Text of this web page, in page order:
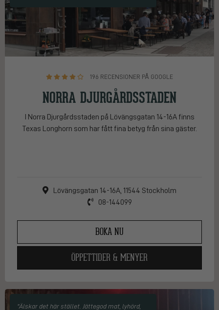
196 RECENSIONER PÅ GOOGLE
NORRA DJURGÅRDSSTADEN
I Norra Djurgårdsstaden på Lövängsgatan 14-16A finns
Texas Longhorn som har fått fina betyg från sina gäster.
Lövängsgatan 14-16A, 11544 Stockholm
08-144099
BOKA NU
ÖPPETTIDER & MENYER
"Älskar det här stället. Jättegod mat, lyhörd,